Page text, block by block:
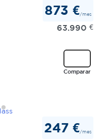
873 €/mes
63.990 €
Comparar
247 €/mes